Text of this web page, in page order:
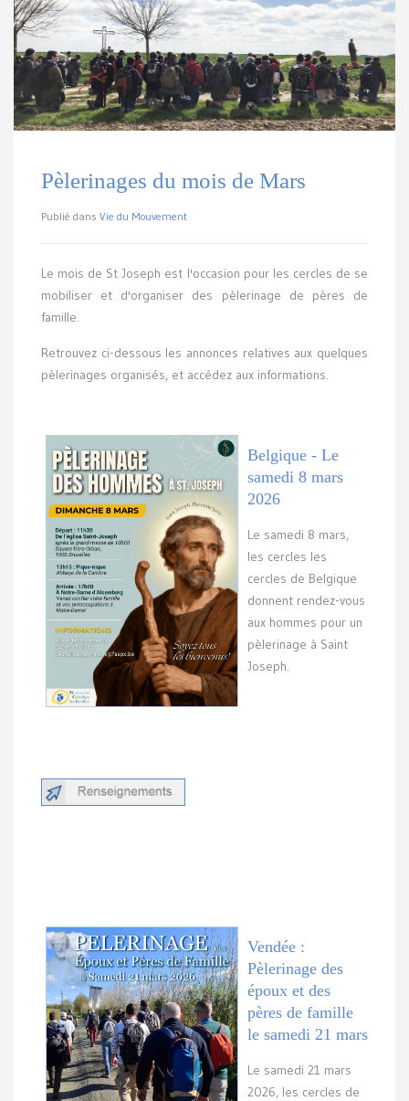
Pèlerinages du mois de Mars
Publié dans Vie du Mouvement
Le mois de St Joseph est l'occasion pour les cercles de se
mobiliser et d'organiser des pèlerinage de pères de
famille.
Retrouvez ci-dessous les annonces relatives aux quelques
pèlerinages organisés, et accédez aux informations.
Belgique - Le
samedi 8 mars
2026
Le samedi 8 mars,
les cercles les
cercles de Belgique
donnent rendez-vous
aux hommes pour un
pèlerinage à Saint
Joseph.
Vendée :
Pèlerinage des
époux et des
pères de famille
le samedi 21 mars
Le samedi 21 mars
2026, les cercles de